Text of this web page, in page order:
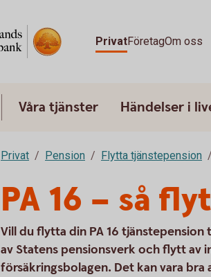
PrivatFöretagOm oss
Våra tjänster Händelser i
Privat Pension Flytta tjänstepension
PA 16 – så
Vill du flytta din PA 16 tjänstepension
av Statens pensionsverk och flytt av
försäkringsbolagen. Det kan vara